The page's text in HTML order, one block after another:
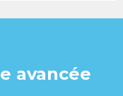
avancée